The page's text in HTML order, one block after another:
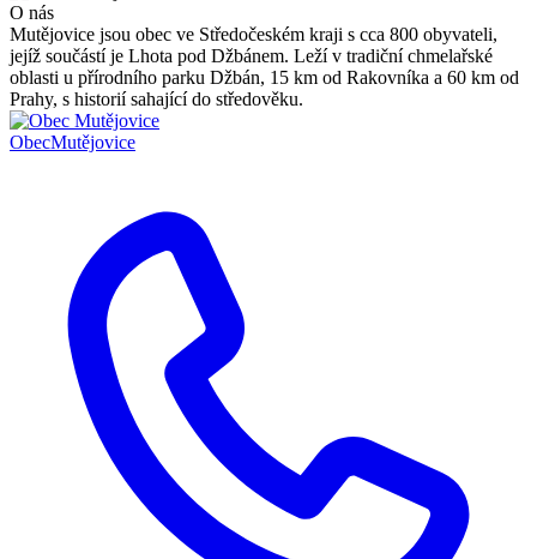
O nás
Mutějovice jsou obec ve Středočeském kraji s cca 800 obyvateli,
jejíž součástí je Lhota pod Džbánem. Leží v tradiční chmelařské
oblasti u přírodního parku Džbán, 15 km od Rakovníka a 60 km od
Prahy, s historií sahající do středověku.
ObecMutějovice